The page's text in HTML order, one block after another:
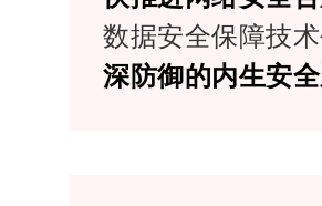
数据安全保障技
深防御的内生安